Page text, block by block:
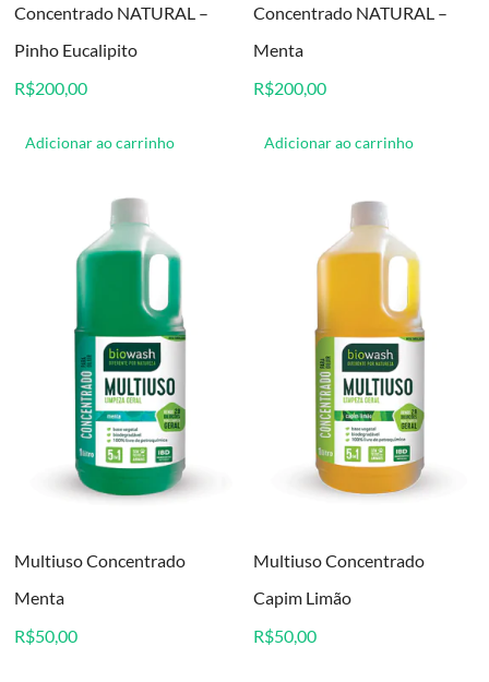
Concentrado NATURAL –
Pinho Eucalipito
R$200,00
Adicionar ao carrinho
Concentrado NATURAL –
Menta
R$200,00
Adicionar ao carrinho
Multiuso Concentrado
Menta
R$50,00
Multiuso Concentrado
Capim Limão
R$50,00